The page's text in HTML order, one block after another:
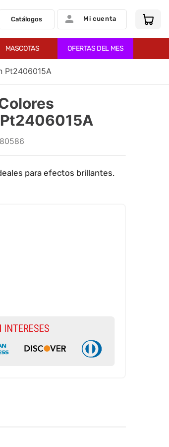
Catálogos Mi cuenta
MASCOTAS OFERTAS DEL MES
Pt2406015A
para efectos brillantes.